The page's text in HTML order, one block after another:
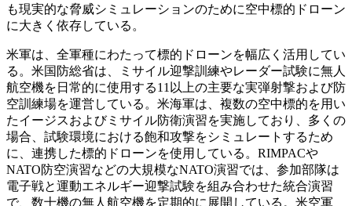
も現実的な脅威シミュレーションのために空中標的ドローン
に大きく依存している。
米軍は、全軍種にわたって標的ドローンを幅広く活用してい
る。米国防総省は、ミサイル迎撃訓練やレーダー試験に無人
航空機を日常的に使用する11以上の主要な実弾射撃および防
空訓練場を運営している。米海軍は、複数の空中標的を用い
たイージスおよびミサイル防衛演習を実施しており、多くの
場合、試験環境における飽和攻撃をシミュレートするため
に、連携した標的ドローンを使用している。RIMPACや
NATO防空演習などの大規模なNATO演習では、参加部隊は
電子戦と運動エネルギー迎撃試験を組み合わせた統合演習
で、数十機の無人航空機を定期的に展開している。米空軍